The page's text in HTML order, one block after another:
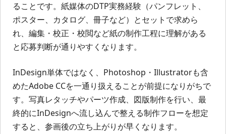
ることです。紙媒体のDTP実務経験（パンフレット、
ポスター、カタログ、冊子など）とセットで求めら
れ、編集・校正・校閲など紙の制作工程に理解がある
と応募判断が通りやすくなります。
InDesign単体ではなく、Photoshop・Illustratorも含
めたAdobe CCを一通り扱えることが前提になりがちで
す。写真レタッチやパーツ作成、図版制作を行い、最
終的にInDesignへ流し込んで整える制作フローを想定
すると、参画後の立ち上がりが早くなります。